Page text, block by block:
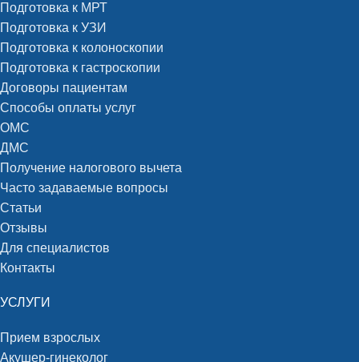
Подготовка к МРТ
Подготовка к УЗИ
Подготовка к колоноскопии
Подготовка к гастроскопии
Договоры пациентам
Способы оплаты услуг
ОМС
ДМС
Получение налогового вычета
Часто задаваемые вопросы
Статьи
Отзывы
Для специалистов
Контакты
УСЛУГИ
Прием взрослых
Акушер-гинеколог